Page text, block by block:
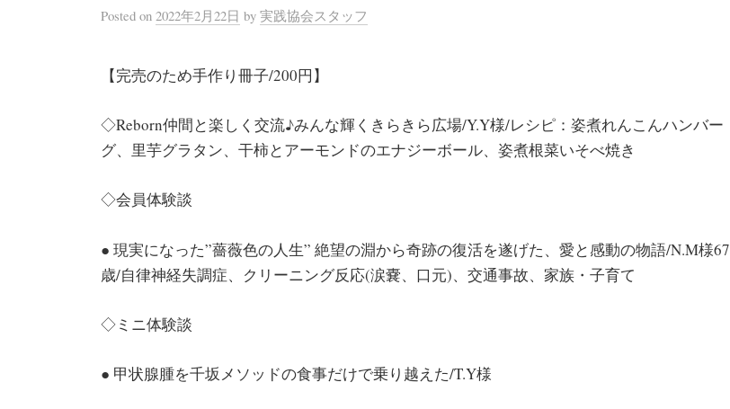
Posted on 2022年2月22日 by 実践協会スタッフ
【完売のため手作り冊子/200円】
◇Reborn仲間と楽しく交流♪みんな輝くきらきら広場/Y.Y様/レシピ：姿煮れんこんハンバー
グ、里芋グラタン、干柿とアーモンドのエナジーボール、姿煮根菜いそべ焼き
◇会員体験談
● 現実になった”薔薇色の人生” 絶望の淵から奇跡の復活を遂げた、愛と感動の物語/N.M様67
歳/自律神経失調症、クリーニング反応(涙嚢、口元)、交通事故、家族・子育て
◇ミニ体験談
● 甲状腺腫を千坂メソッドの食事だけで乗り越えた/T.Y様